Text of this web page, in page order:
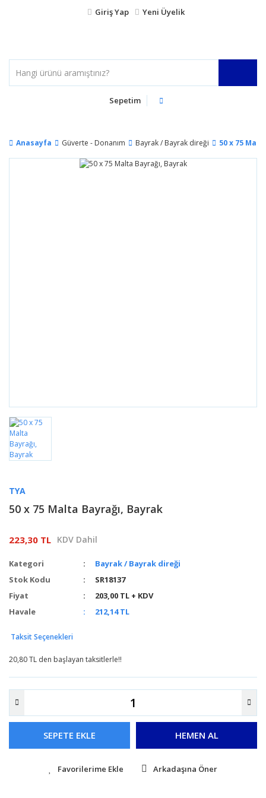
Giriş Yap Yeni Üyelik
Sepetim
Anasayfa Güverte - Donanım Bayrak / Bayrak direği 50 x 75
TYA
50 x 75 Malta Bayrağı, Bayrak
223,30 TL KDV Dahil
Kategori
Bayrak / Bayrak direği
Stok Kodu
SR18137
Fiyat
203,00 TL + KDV
Havale
212,14 TL
Taksit Seçenekleri
20,80 TL den başlayan taksitlerle!!
SEPETE EKLE HEMEN AL
Arkadaşına Öner